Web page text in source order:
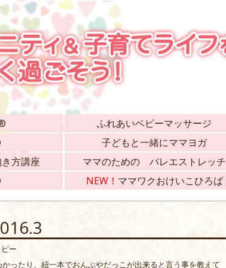
ふれあいベビーマッサージ
子どもと一緒にママヨガ
方講座
ママのための バレエストレッチ
NEW！ ママワクおけいこひろば
ー
ったり、紐一本でおんぶやだっこが出来ると言う事を教えて